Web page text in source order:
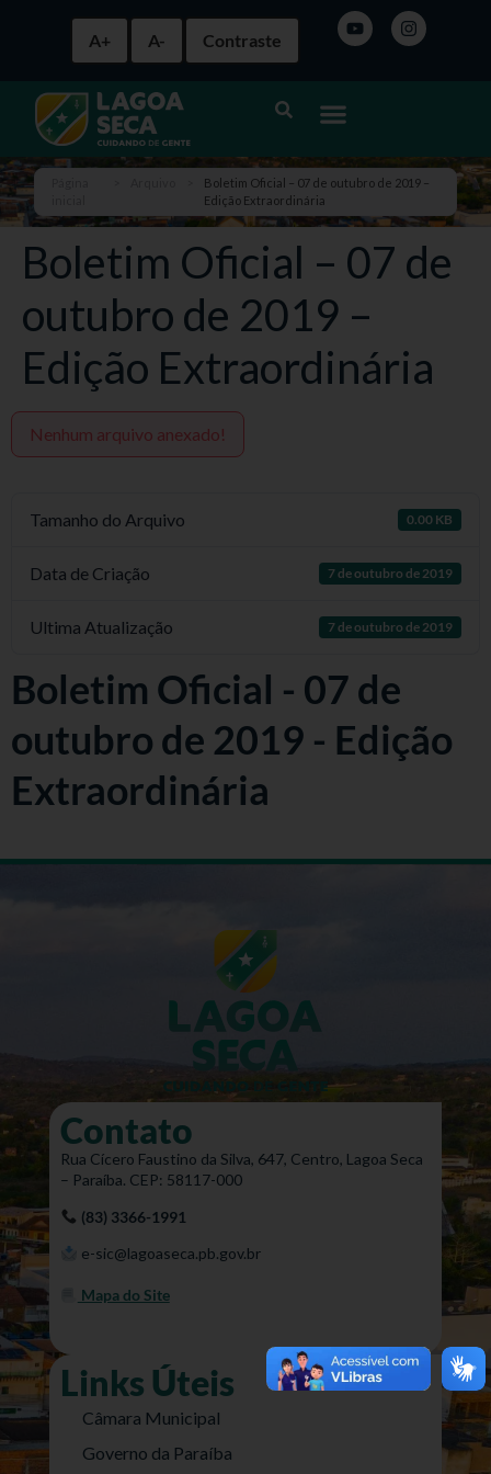
A+ A- Contraste
Boletim Oficial – 07 de outubro de 2019 –
Edição Extraordinária
Boletim Oficial – 07 de
outubro de 2019 –
Edição Extraordinária
Nenhum arquivo anexado!
Tamanho do Arquivo 0.00 KB
Data de Criação 7 de outubro de 2019
Ultima Atualização 7 de outubro de 2019
Boletim Oficial - 07 de
outubro de 2019 - Edição
Extraordinária
Contato
Rua Cícero Faustino da Silva, 647, Centro, Lagoa Seca
– Paraíba. CEP: 58117-000
(83) 3366-1991
e-sic@lagoaseca.pb.gov.br
Mapa do Site
Links Úteis
Câmara Municipal
Governo da Paraíba